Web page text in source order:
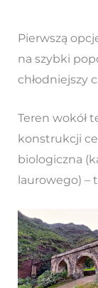
Pierwszą
na szybki
chłodniejszy
Teren wokół
konstrukcji
biologiczna
laurowego) –